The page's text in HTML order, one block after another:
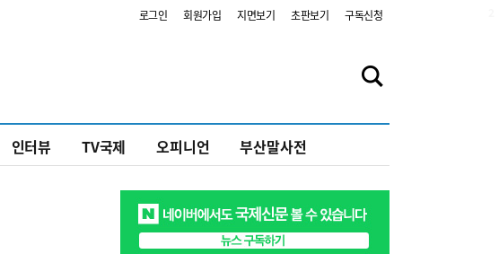
로그인 회원가입 지면보기 초판보기 구독신청
인터뷰 TV국제 오피니언 부산말사전